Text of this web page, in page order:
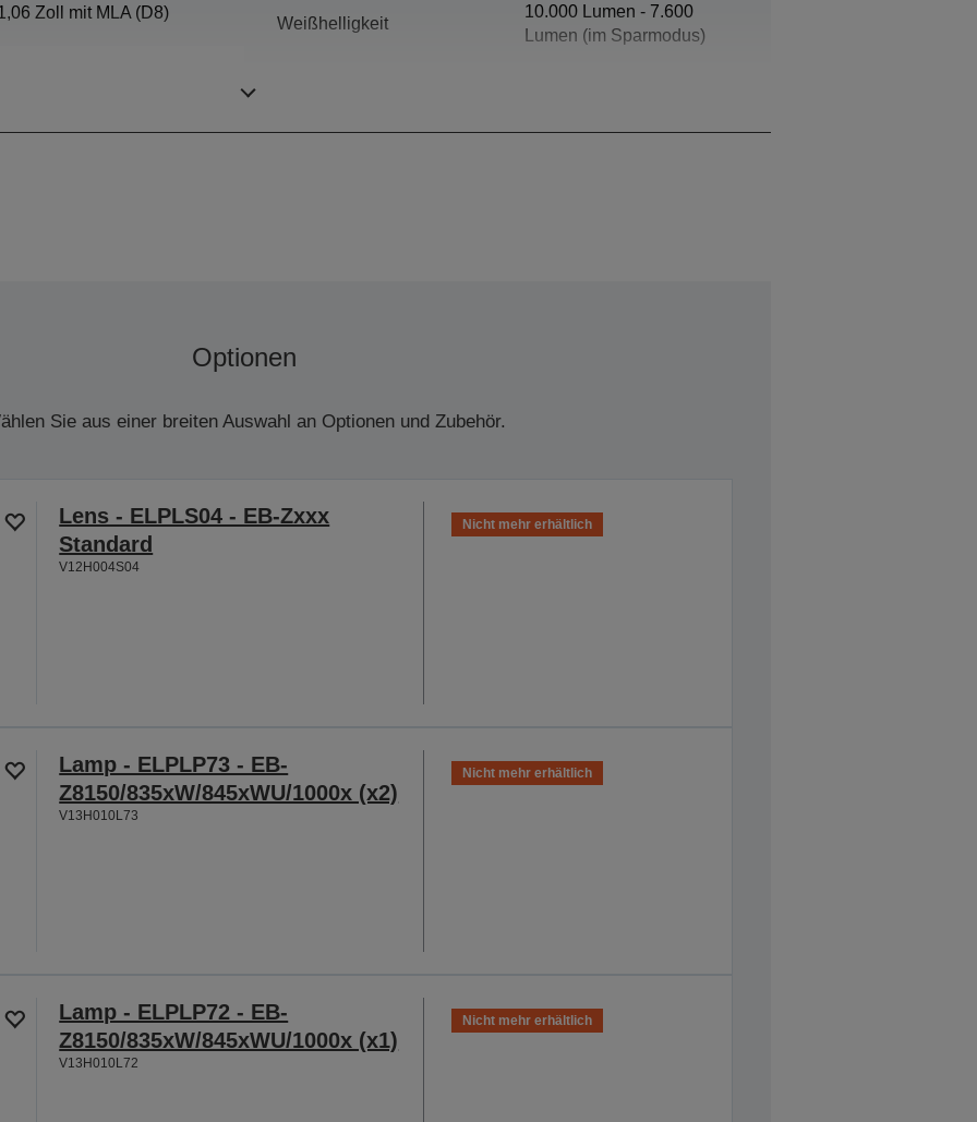
Zoll mit MLA (D8)
Weißhelligkeit
10.000 Lumen - 7.600
Lumen (im Sparmodus)
Optionen
Sie aus einer breiten Auswahl an Optionen und Zubehör.
Lens - ELPLS04 - EB-Zxxx
Standard
V12H004S04
Nicht mehr erhältlich
Lamp - ELPLP73 - EB-
Z8150/835xW/845xWU/1000x (x2)
V13H010L73
Nicht mehr erhältlich
Lamp - ELPLP72 - EB-
Z8150/835xW/845xWU/1000x (x1)
V13H010L72
Nicht mehr erhältlich